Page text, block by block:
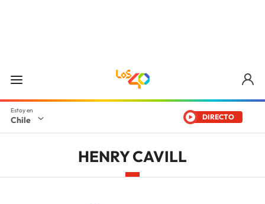
Chile DIRECTO
HENRY CAVILL